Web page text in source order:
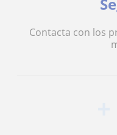
Contacta con los